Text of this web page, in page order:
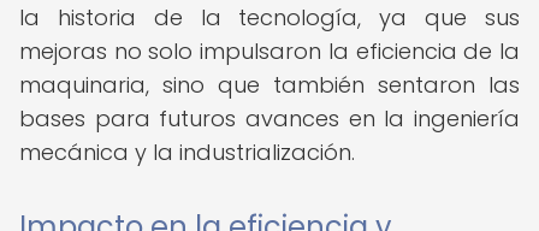
la historia de la tecnología, ya que sus
mejoras no solo impulsaron la eficiencia de la
maquinaria, sino que también sentaron las
bases para futuros avances en la ingeniería
mecánica y la industrialización.